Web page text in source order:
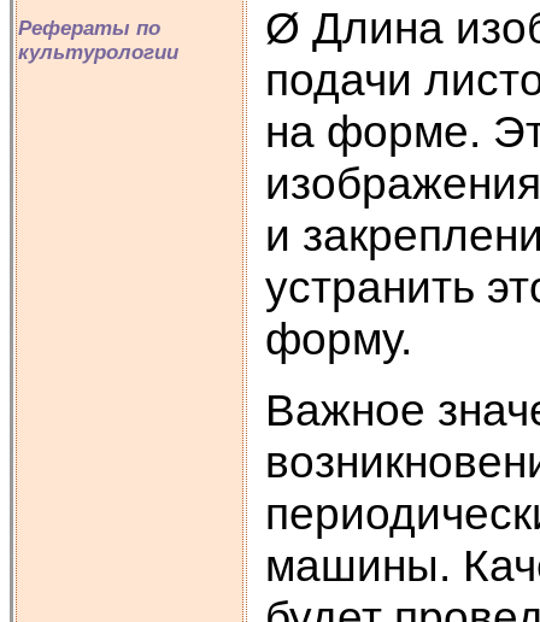
Рефераты по
культурологии
Ø Длина
подачи
на форме.
и
устранить
форму.
Важное
машины.